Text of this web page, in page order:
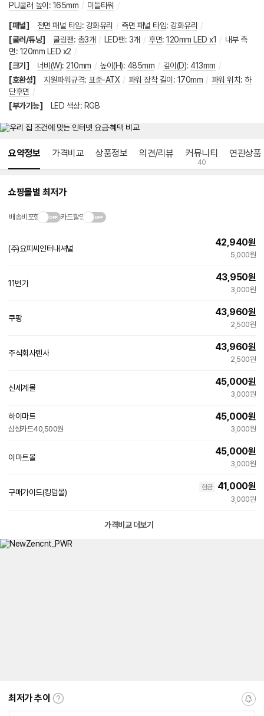
PU쿨러 높이 : 165mm / 미들타워 /
[패널] 전면 패널 타입: 강화유리 / 측면 패널 타입: 강화유리 /
[쿨러/튜닝]
쿨링팬: 총3개 / LED팬: 3개 / 후면: 120mm LED x1 / 내부 측
면: 120mm LED x2 /
[크기]
너비(W): 210mm / 높이(H): 485mm / 깊이(D): 413mm /
[호환성]
지원파워규격: 표준-ATX / 파워 장착 길이 : 170mm / 파워 위치 : 하
단후면 /
[부가기능]
LED 색상: RGB
요약정보 가격비교 상품정보 의견/리뷰 커뮤니티
40
연관상품
쇼핑몰별 최저가
배송비포함 카드할인
(주)요피씨인터내셔널
42,940원
5,000원
11번가
43,950원
3,000원
쿠팡
43,960원
2,500원
주식회사텐사
43,960원
2,500원
신세계몰
45,000원
3,000원
하이마트
삼성카드40,500원
45,000원
3,000원
이마트몰
45,000원
3,000원
구매가이드(킹덤몰)
현금 41,000원
3,000원
가격비교 더보기
최저가 추이
최
알